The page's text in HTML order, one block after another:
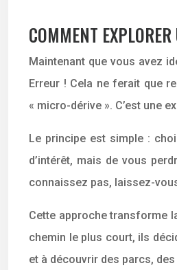
COMMENT
Maintenant que vous avez
Erreur ! Cela ne ferait que
« micro-dérive ». C’est une
Le principe est simple :
d’intérêt, mais de vous
connaissez pas, laissez-
Cette approche transforme
chemin le plus court, ils
et à découvrir des parcs,